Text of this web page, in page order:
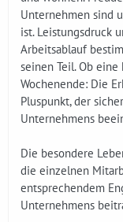
Unternehmen sind
ist. Leistungsdruck
Arbeitsablauf
seinen Teil. Ob
Wochenende: Die
Pluspunkt, der
Unternehmens
Die besondere
die einzelnen
entsprechendem
Unternehmens